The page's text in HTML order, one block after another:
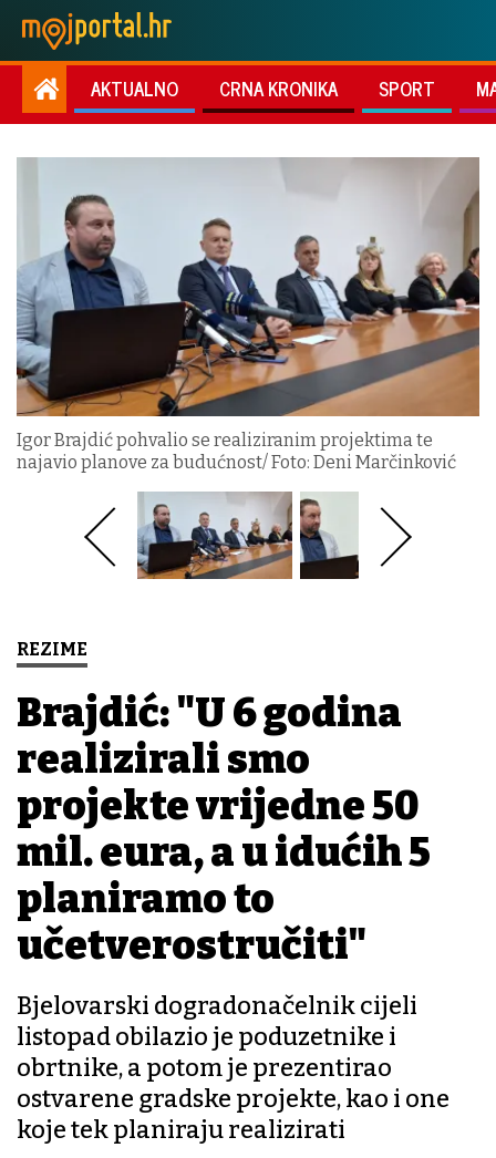
AKTUALNO CRNA KRONIKA SPORT
Igor Brajdić pohvalio se realiziranim projektima te
najavio planove za budućnost/ Foto: Deni Marčinković
REZIME
Brajdić: "U 6 godina
realizirali smo
projekte vrijedne 50
mil. eura, a u idućih 5
planiramo to
učetverostručiti"
Bjelovarski dogradonačelnik cijeli
listopad obilazio je poduzetnike i
obrtnike, a potom je prezentirao
ostvarene gradske projekte, kao i one
koje tek planiraju realizirati